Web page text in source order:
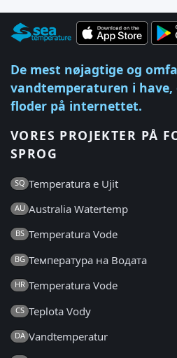
De mest nøjagtige og
vandtemperaturen i have,
floder på internettet.
VORES PROJEKTER PÅ
SPROG
SQ Temperatura e Ujit
AU Australia Watertemp
BS Temperatura Vode
BG Температура на Водата
HR Temperatura Vode
CS Teplota Vody
DA Vandtemperatur